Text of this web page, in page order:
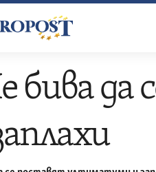
бива да